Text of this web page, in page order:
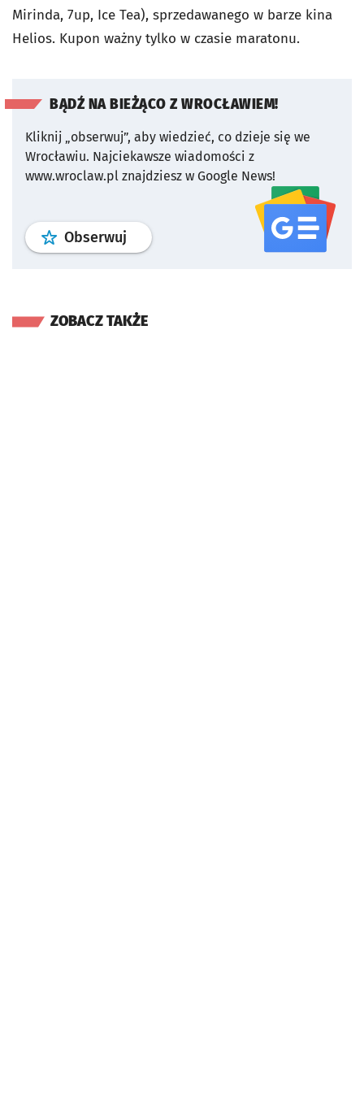
Mirinda, 7up, Ice Tea), sprzedawanego w barze kina
Helios. Kupon ważny tylko w czasie maratonu.
BĄDŹ NA BIEŻĄCO Z WROCŁAWIEM!
Kliknij „obserwuj”, aby wiedzieć, co dzieje się we
Wrocławiu. Najciekawsze wiadomości z
www.wroclaw.pl znajdziesz w Google News!
Obserwuj profil serwisu
ZOBACZ TAKŻE